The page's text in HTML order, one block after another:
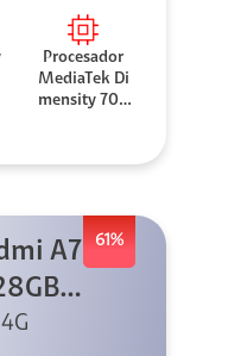
Procesador
MediaTek Di
mensity 706
61%
A7